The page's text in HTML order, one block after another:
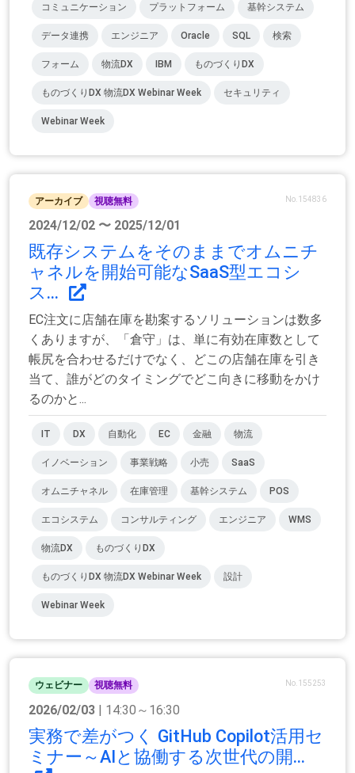
コミュニケーション プラットフォーム 基幹システム
データ連携 エンジニア Oracle SQL 検索
フォーム 物流DX IBM ものづくりDX
ものづくりDX 物流DX Webinar Week セキュリティ
Webinar Week
アーカイブ 視聴無料 No.154836
2024/12/02 〜 2025/12/01
既存システムをそのままでオムニチ
ャネルを開始可能なSaaS型エコシ
ス...
EC注文に店舗在庫を勘案するソリューションは数多
くありますが、「倉守」は、単に有効在庫数として
帳尻を合わせるだけでなく、どこの店舗在庫を引き
当て、誰がどのタイミングでどこ向きに移動をかけ
るのかと...
IT DX 自動化 EC 金融 物流
イノベーション 事業戦略 小売 SaaS
オムニチャネル 在庫管理 基幹システム POS
エコシステム コンサルティング エンジニア WMS
物流DX ものづくりDX
ものづくりDX 物流DX Webinar Week 設計
Webinar Week
ウェビナー 視聴無料 No.155253
2026/02/03 | 14:30～16:30
実務で差がつく GitHub Copilot活用セ
ミナー～AIと協働する次世代の開...